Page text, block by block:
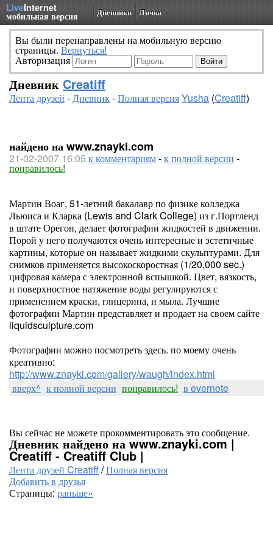
LiveInternet
мобильная версия Дневники Личка
Вы были перенаправлены на мобильную версию
страницы. Вернуться!
Авторизация
Дневник Creatiff
Лента друзей -Дневник-Полная версияYusha (Creatiff)
найдено на www.znayki.com
21-02-2007 16:05 к комментариям-к полной версии -
понравилось!
Мартин Воаг, 51-летний бакалавр по физике колледжа
Льюиса и Кларка (Lewis and Clark College) из г.Портленд
в штате Орегон, делает фотографии жидкостей в движении.
Порой у него получаются очень интересные и эстетичные
картины, которые он называет жидкими скульптурами. Для
снимков применяется высокоскоростная (1/20,000 sec.)
цифровая камера с электронной вспышкой. Цвет, вязкость,
и поверхностное натяжение воды регулируются с
применением краски, глицерина, и мыла. Лучшие
фотографии Мартин представляет и продает на своем сайте
liquidsculpture.com
Фотографии можно посмотреть здесь. по моему очень
креативно:
http://www.znayki.com/gallery/waugh/index.html
вверх^ к полной версии понравилось! в evernote
Вы сейчас не можете прокомментировать это сообщение.
Дневник найдено на www.znayki.com |
Creatiff - Creatiff Club |
Лента друзей Creatiff/Полная версия
Добавить в друзья
Страницы: раньше»